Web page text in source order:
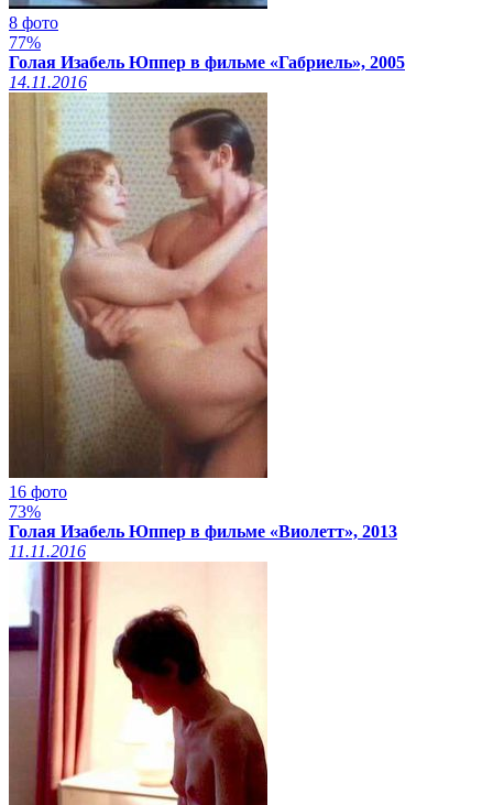
8 фото
77%
Голая Изабель Юппер в фильме «Габриель», 2005
14.11.2016
16 фото
73%
Голая Изабель Юппер в фильме «Виолетт», 2013
11.11.2016